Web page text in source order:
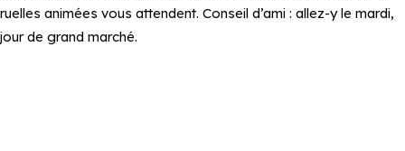
ruelles animées vous attendent. Conseil d’ami : allez-y le mardi,
jour de grand marché.